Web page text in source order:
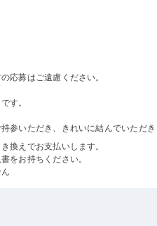
応募はご遠慮ください。
す。
参いただき、きれいに結んでいただ
換えでお支払いします。
をお持ちください。